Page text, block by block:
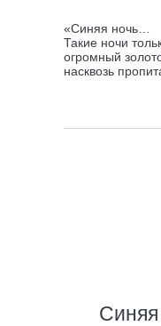
«Синяя ночь…
Такие ночи
огромный
насквозь